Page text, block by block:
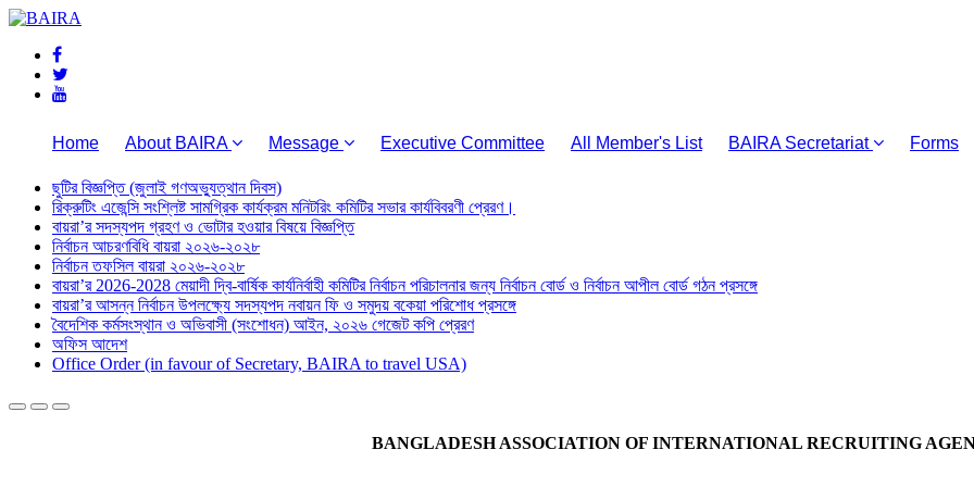
Home About BAIRA Message Executive Committee All Member's List BAIRA Secretariat Forms
ছুটির বিজ্ঞপ্তি (জুলাই গণঅভ্যুত্থান দিবস)
রিক্রুটিং এজেন্সি সংশ্লিষ্ট সামগ্রিক কার্যক্রম মনিটরিং কমিটির সভার কার্যবিবরণী প্রেরণ।
বায়রা’র সদস্যপদ গ্রহণ ও ভোটার হওয়ার বিষয়ে বিজ্ঞপ্তি
নির্বাচন আচরণবিধি বায়রা ২০২৬-২০২৮
নির্বাচন তফসিল বায়রা ২০২৬-২০২৮
বায়রা’র 2026-2028 মেয়াদী দ্বি-বার্ষিক কার্যনির্বাহী কমিটির নির্বাচন পরিচালনার জন্য নির্বাচন বোর্ড ও নির্বাচন আপীল বোর্ড গঠন প্রসঙ্গে
বায়রা’র আসন্ন নির্বাচন উপলক্ষ্যে সদস্যপদ নবায়ন ফি ও সমুদয় বকেয়া পরিশোধ প্রসঙ্গে
বৈদেশিক কর্মসংস্থান ও অভিবাসী (সংশোধন) আইন, ২০২৬ গেজেট কপি প্রেরণ
অফিস আদেশ
Office Order (in favour of Secretary, BAIRA to travel USA)
BANGLADESH ASSOCIATION OF INTERNATIONAL RECRUITING